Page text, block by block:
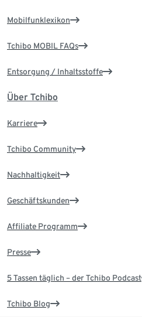
Mobilfunklexikon
Tchibo MOBIL FAQs
Entsorgung / Inhaltsstoffe
Über Tchibo
Karriere
Tchibo Community
Nachhaltigkeit
Geschäftskunden
Affiliate Programm
Presse
5 Tassen täglich – der Tchibo Podcast
Tchibo Blog